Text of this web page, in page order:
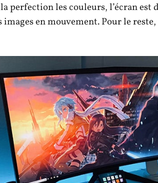
perfection les couleurs, l’écran est
images en mouvement. Pour le